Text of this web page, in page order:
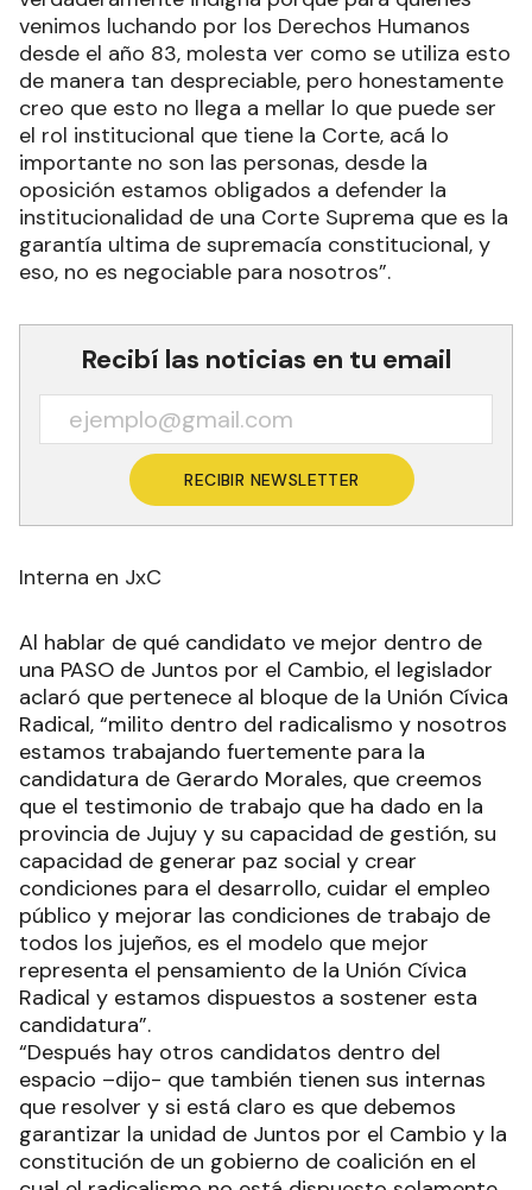
venimos luchando por los Derechos Humanos
desde el año 83, molesta ver como se utiliza esto
de manera tan despreciable, pero honestamente
creo que esto no llega a mellar lo que puede ser
el rol institucional que tiene la Corte, acá lo
importante no son las personas, desde la
oposición estamos obligados a defender la
institucionalidad de una Corte Suprema que es la
garantía ultima de supremacía constitucional, y
eso, no es negociable para nosotros”.
Recibí las noticias en tu email
RECIBIR NEWSLETTER
Interna en JxC
Al hablar de qué candidato ve mejor dentro de
una PASO de Juntos por el Cambio, el legislador
aclaró que pertenece al bloque de la Unión Cívica
Radical, “milito dentro del radicalismo y nosotros
estamos trabajando fuertemente para la
candidatura de Gerardo Morales, que creemos
que el testimonio de trabajo que ha dado en la
provincia de Jujuy y su capacidad de gestión, su
capacidad de generar paz social y crear
condiciones para el desarrollo, cuidar el empleo
público y mejorar las condiciones de trabajo de
todos los jujeños, es el modelo que mejor
representa el pensamiento de la Unión Cívica
Radical y estamos dispuestos a sostener esta
candidatura”.
“Después hay otros candidatos dentro del
espacio –dijo- que también tienen sus internas
que resolver y si está claro es que debemos
garantizar la unidad de Juntos por el Cambio y la
constitución de un gobierno de coalición en el